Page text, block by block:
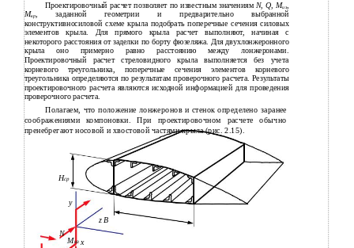
Проектировочный расчет позволяет по известным значениям N,Q,Mиз,
Мкр, заданной геометрии и предварительно выбранной
конструктивносиловой схеме крыла подобрать поперечные сечения силовых
элементов крыла. Для прямого крыла расчет выполняют, начиная с
некоторого расстояния от заделки по борту фюзеляжа. Для двухлонжеронного
крыла оно примерно равно расстоянию между лонжеронами.
Проектировочный расчет стреловидного крыла выполняется без учета
корневого треугольника, поперечные сечения элементов корневого
треугольника определяются по результатам проверочного расчета. Результаты
проектировочного расчета являются исходной информацией для проведения
проверочного расчета.
Полагаем, что положение лонжеронов и стенок определено заранее
соображениями компоновки. При проектировочном расчете обычно
пренебрегают носовой и хвостовой частями крыла (рис. 2.15).
Нср
у
z B
N
Миз x